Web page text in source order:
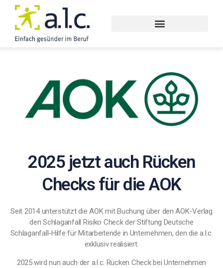
2025 jetzt auch Rücken
Checks für die AOK
Seit 2014 unterstützt die AOK mit Buchung über den AOK-Verlag
den Schlaganfall Risiko Check der Stiftung Deutsche
Schlaganfall-Hilfe für Mitarbeitende in Unternehmen, den die a.l.c.
exklusiv realisiert.
2025 wird nun auch der a.l.c. Rücken Check bei Unternehmen